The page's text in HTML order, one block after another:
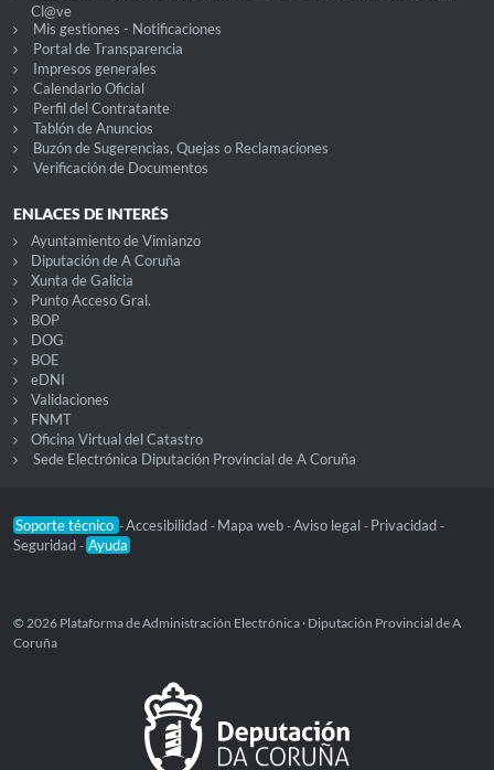
Cl@ve
Mis gestiones - Notificaciones
Portal de Transparencia
Impresos generales
Calendario Oficial
Perfil del Contratante
Tablón de Anuncios
Buzón de Sugerencias, Quejas o Reclamaciones
Verificación de Documentos
ENLACES DE INTERÉS
Ayuntamiento de Vimianzo
Diputación de A Coruña
Xunta de Galicia
Punto Acceso Gral.
BOP
DOG
BOE
eDNI
Validaciones
FNMT
Oficina Virtual del Catastro
Sede Electrónica Diputación Provincial de A Coruña
Soporte técnico -Accesibilidad - Mapa web -Aviso legal - Privacidad -
Seguridad - Ayuda
© 2026 Plataforma de Administración Electrónica · Diputación Provincial de A
Coruña